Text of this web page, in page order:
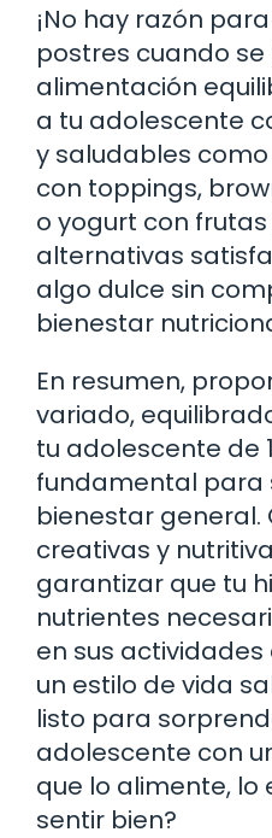
¡No hay razón
postres cuando
alimentación
a tu adolescente
y saludables
con toppings,
o yogurt con
alternativas
algo dulce sin
bienestar
En resumen,
variado,
tu adolescente de
fundamental para
bienestar general.
creativas y
garantizar que tu
nutrientes
en sus
un estilo de vida
listo para
adolescente con
que lo alimente, lo
sentir bien?